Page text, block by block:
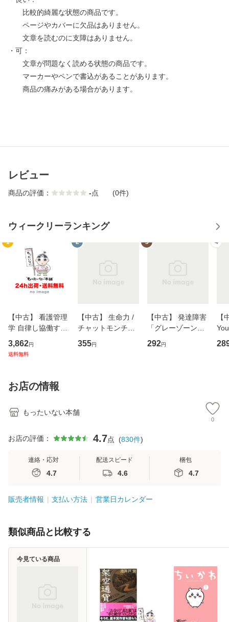
比較的綺麗な状態の商品です。
ページやカバーに欠品はありません。
文章を読むのに支障はありません。
・可：
文章が問題なく読める状態の商品です。
マーカーやペンで書込があることがあります。
商品の痛みがある場合があります。
レビュー
商品の評価： -点 (0件)
ウィークリーランキング
1
【中古】 看護管理
学 自律し協働する
専門職の看護マネ
ジメントスキル 改
恵 藤本幸三 / 南江
堂 [単行
3,862円
送料無料
2
【中古】 生命力 /
チャットモンチー /
キューンレコード
[CD]【メール便送
355円
3
【中古】 発達障害
「グレーゾーン」
その正しい理解と
克服法 (SB新書 57
292円
4
【
のが
お店の情報
もったいない本舗
0
お店の評価： 4.7点 (830件)
連絡・応対
4.7
配送スピード
4.6
梱包
4.7
販売者情報 支払い方法 営業日カレンダー
類似商品と比較する
今見ている商品